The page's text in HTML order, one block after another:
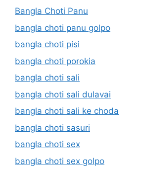
Bangla Choti Panu
bangla choti panu golpo
bangla choti pisi
bangla choti porokia
bangla choti sali
bangla choti sali dulavai
bangla choti sali ke choda
bangla choti sasuri
bangla choti sex
bangla choti sex golpo